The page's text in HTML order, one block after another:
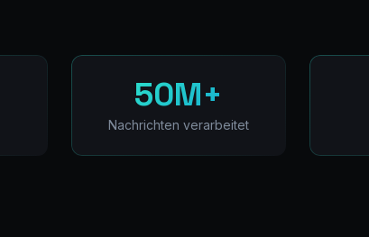
50M+
Nachrichten verarbeitet